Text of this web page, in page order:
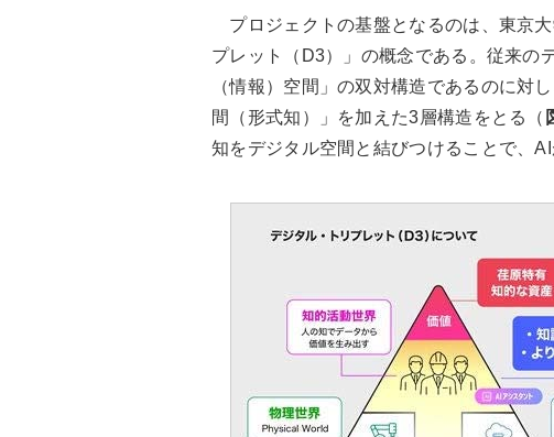
プロジェクトの基盤となるのは、東京
プレット（D3）」の概念である。従来の
（情報）空間」の双対構造であるのに対
間（形式知）」を加えた3層構造をとる（
知をデジタル空間と結びつけることで、